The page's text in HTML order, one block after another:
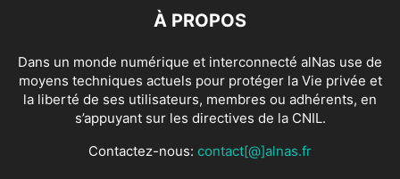
À PROPOS
Dans un monde numérique et interconnecté alNas use de
moyens techniques actuels pour protéger la Vie privée et
la liberté de ses utilisateurs, membres ou adhérents, en
s’appuyant sur les directives de la CNIL.
Contactez-nous: contact[@]alnas.fr